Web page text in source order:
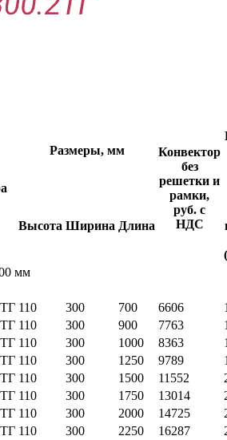
Размеры, мм
Конвектор
без
решетки и
рамки,
руб. с
НДС
Высота Ширина Длина
мм
110 300 700 6606
110 300 900 7763
110 300 1000 8363
110 300 1250 9789
110 300 1500 11552
110 300 1750 13014
110 300 2000 14725
110 300 2250 16287